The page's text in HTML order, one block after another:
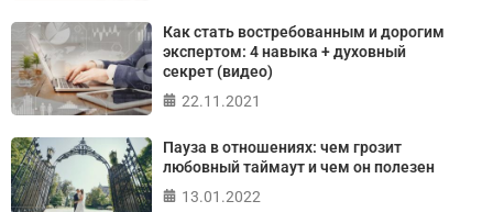
Как стать востребованным и дорогим
экспертом: 4 навыка + духовный
секрет (видео)
22.11.2021
Пауза в отношениях: чем грозит
любовный таймаут и чем он полезен
13.01.2022